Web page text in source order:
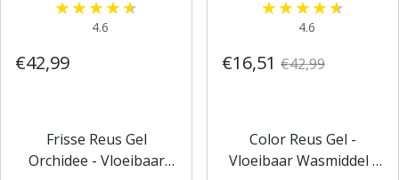
4.6
€42,99
Frisse Reus Gel
Orchidee - Vloeibaar
4.6
€16,51 €42,99
Color Reus Gel -
Vloeibaar Wasmiddel -